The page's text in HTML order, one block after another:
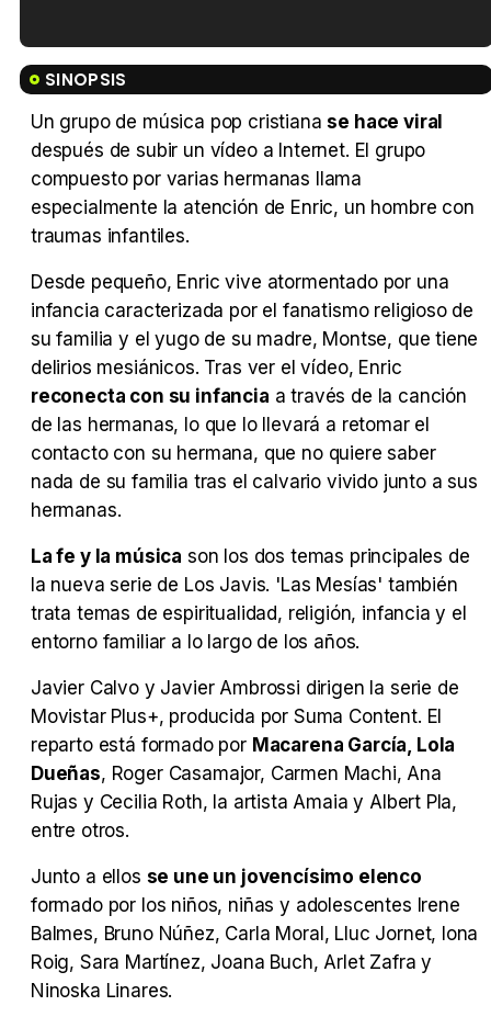
Tráiler en español de 'La isla olvidada'
Tráiler Oficial en VOSE 'The Audacity'
Tráiler 'Do Not Enter' (2026)
SINOPSIS
Un grupo de música pop cristianase hace viral
después de subir un vídeo a Internet. El grupo
compuesto por varias hermanas llama
especialmente la atención de Enric, un hombre con
traumas infantiles.
Desde pequeño, Enric vive atormentado por una
infancia caracterizada por el fanatismo religioso de
su familia y el yugo de su madre, Montse, que tiene
delirios mesiánicos. Tras ver el vídeo, Enric
reconecta con su infancia a través de la canción
de las hermanas, lo que lo llevará a retomar el
contacto con su hermana, que no quiere saber
nada de su familia tras el calvario vivido junto a sus
hermanas.
La fe y la música son los dos temas principales de
la nueva serie de Los Javis. 'Las Mesías' también
trata temas de espiritualidad, religión, infancia y el
entorno familiar a lo largo de los años.
Javier Calvo y Javier Ambrossi dirigen la serie de
Movistar Plus+, producida por Suma Content. El
reparto está formado por Macarena García, Lola
Dueñas, Roger Casamajor, Carmen Machi, Ana
Rujas y Cecilia Roth, la artista Amaia y Albert Pla,
entre otros.
Junto a ellos se une un jovencísimo elenco
formado por los niños, niñas y adolescentes Irene
Balmes, Bruno Núñez, Carla Moral, Lluc Jornet, Iona
Roig, Sara Martínez, Joana Buch, Arlet Zafra y
Ninoska Linares.